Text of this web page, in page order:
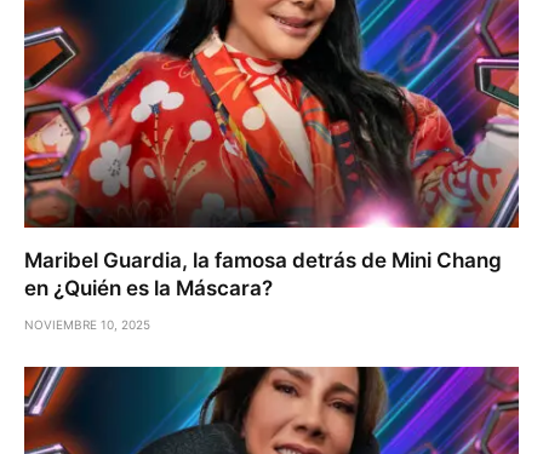
Maribel Guardia, la famosa detrás de Mini Chang
en ¿Quién es la Máscara?
NOVIEMBRE 10, 2025